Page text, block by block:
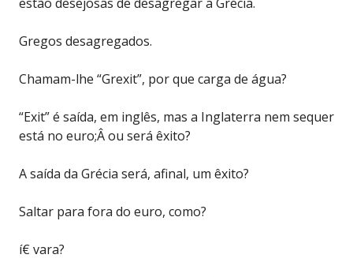
Gregos desagregados.
Chamam-lhe “Grexit”, por que carga de água?
“Exit” é saída, em inglês, mas a Inglaterra nem sequer
está no euro;Â ou será êxito?
A saída da Grécia será, afinal, um êxito?
Saltar para fora do euro, como?
í€ vara?